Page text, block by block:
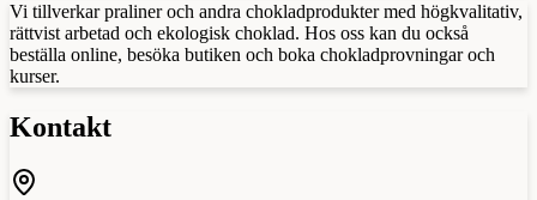
Vi tillverkar praliner och andra chokladprodukter med högkvalitativ,
rättvist arbetad och ekologisk choklad. Hos oss kan du också
beställa online, besöka butiken och boka chokladprovningar och
kurser.
Kontakt